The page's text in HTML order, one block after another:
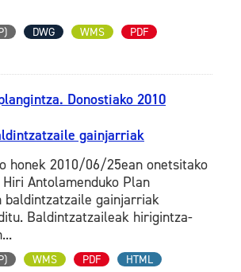
DWG WMS
PDF
Donostiako 2010
gainjarriak
honek 2010/06/25ean onetsitako
Hiri Antolamenduko Plan
baldintzatzaile gainjarriak
Baldintzatzaileak hirigintza-
WMS PDF HTML